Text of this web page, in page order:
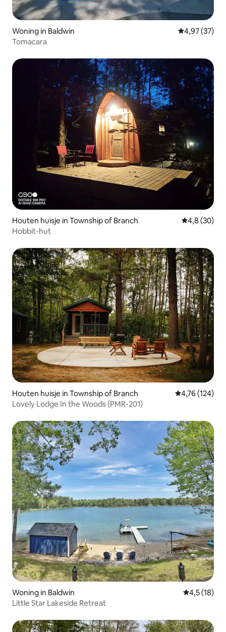
Woning in Baldwin Gemiddelde
4,97 (37)
Tomacara
Houten huisje in Township of Branch Gemiddelde
4,8 (30)
Hobbit-hut
Houten huisje in Township of Branch Gemiddelde
4,76 (124)
Lovely Lodge In the Woods (PMR-201)
Woning in Baldwin
4,5 (18)
Little Star Lakeside Retreat